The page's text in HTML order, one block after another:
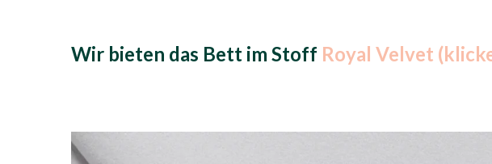
Wir bieten das Bett im Stoff Royal Velvet